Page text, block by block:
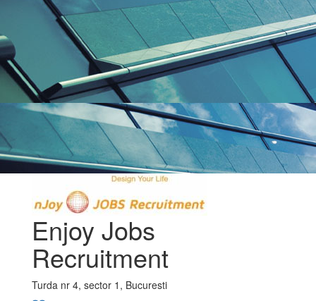
Enjoy Jobs
Recruitment
Turda nr 4, sector 1, Bucuresti